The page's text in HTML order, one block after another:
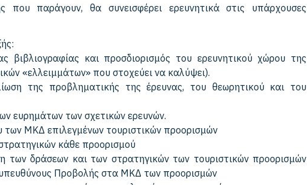
που παράγουν, θα συνεισφέρει ερευνητικά στις υπάρχουσες
και προσδιορισμός του ερευνητικού χώρου της
«ελλειμμάτων» που στοχεύει να καλύψει).
της προβληματικής της έρευνας, του θεωρητικού και του
ευρημάτων των σχετικών ερευνών.
ΜΚΔ επιλεγμένων τουριστικών προορισμών
κάθε προορισμού
των δράσεων και των στρατηγικών των τουριστικών προορισμών
Προβολής στα ΜΚΔ των προορισμών